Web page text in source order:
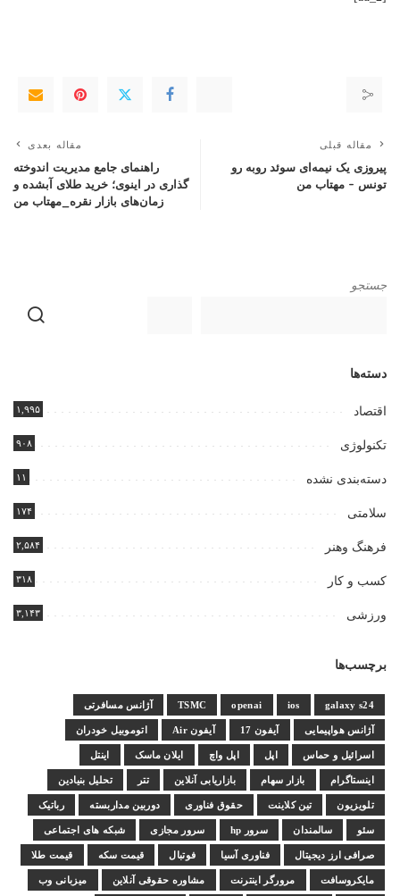
مقاله قبلی
پیروزی یک نیمه‌ای سوئد روبه رو
تونس – مهتاب من
مقاله بعدی
راهنمای جامع مدیریت اندوخته
گذاری در اینوی؛ خرید طلای آبشده و
زمان‌های بازار نقره_مهتاب من
جستجو
دسته‌ها
اقتصاد ۱,۹۹۵
تکنولوژی ۹۰۸
دسته‌بندی نشده ۱۱
سلامتی ۱۷۴
فرهنگ وهنر ۲,۵۸۴
کسب و کار ۳۱۸
ورزشی ۳,۱۴۳
برچسب‌ها
galaxy s24
ios
openai
TSMC آژانس مسافرتی
آژانس هواپیمایی آیفون 17 آیفون Air اتوموبیل خودران
اسرائیل و حماس اپل اپل واچ ایلان ماسک اینتل
اینستاگرام بازار سهام بازاریابی آنلاین تتر تحلیل بنیادین
تلویزیون تین کلاینت حقوق فناوری دوربین مداربسته رباتیک
سئو سالمندان سرور hp سرور مجازی شبکه های اجتماعی
صرافی ارز دیجیتال فناوری آسیا فوتبال قیمت سکه قیمت طلا
مایکروسافت مرورگر اینترنت مشاوره حقوقی آنلاین میزبانی وب